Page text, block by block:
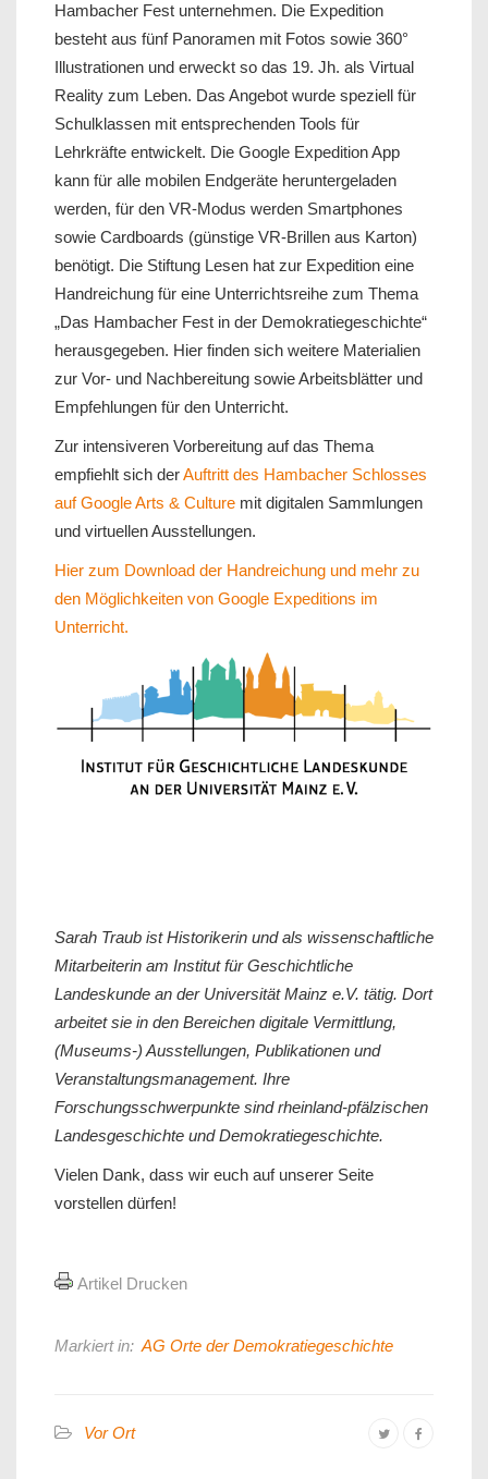
Hambacher Fest unternehmen. Die Expedition
besteht aus fünf Panoramen mit Fotos sowie 360°
Illustrationen und erweckt so das 19. Jh. als Virtual
Reality zum Leben. Das Angebot wurde speziell für
Schulklassen mit entsprechenden Tools für
Lehrkräfte entwickelt. Die Google Expedition App
kann für alle mobilen Endgeräte heruntergeladen
werden, für den VR-Modus werden Smartphones
sowie Cardboards (günstige VR-Brillen aus Karton)
benötigt. Die Stiftung Lesen hat zur Expedition eine
Handreichung für eine Unterrichtsreihe zum Thema
„Das Hambacher Fest in der Demokratiegeschichte“
herausgegeben. Hier finden sich weitere Materialien
zur Vor- und Nachbereitung sowie Arbeitsblätter und
Empfehlungen für den Unterricht.
Zur intensiveren Vorbereitung auf das Thema
empfiehlt sich derAuftritt des Hambacher Schlosses
auf Google Arts & Culture mit digitalen Sammlungen
und virtuellen Ausstellungen.
Hier zum Download der Handreichung und mehr zu
den Möglichkeiten von Google Expeditions im
Unterricht.
Sarah Traub ist Historikerin und als wissenschaftliche
Mitarbeiterin am Institut für Geschichtliche
Landeskunde an der Universität Mainz e.V. tätig. Dort
arbeitet sie in den Bereichen digitale Vermittlung,
(Museums-) Ausstellungen, Publikationen und
Veranstaltungsmanagement. Ihre
Forschungsschwerpunkte sind rheinland-pfälzischen
Landesgeschichte und Demokratiegeschichte.
Vielen Dank, dass wir euch auf unserer Seite
vorstellen dürfen!
Artikel Drucken
Markiert in: AG Orte der Demokratiegeschichte
Vor Ort